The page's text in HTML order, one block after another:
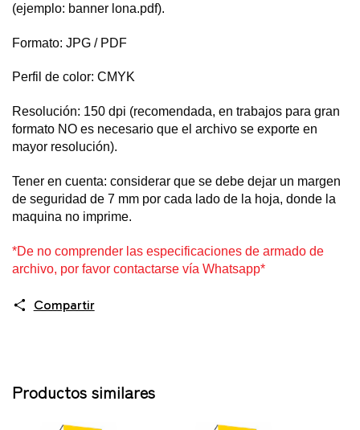
(ejemplo: banner lona.pdf).
Formato: JPG / PDF
Perfil de color: CMYK
Resolución: 150 dpi (recomendada, en trabajos para gran
formato NO es necesario que el archivo se exporte en
mayor resolución).
Tener en cuenta: considerar que se debe dejar un margen
de seguridad de 7 mm por cada lado de la hoja, donde la
maquina no imprime.
*De no comprender las especificaciones de armado de
archivo, por favor contactarse vía Whatsapp*
Compartir
Productos similares